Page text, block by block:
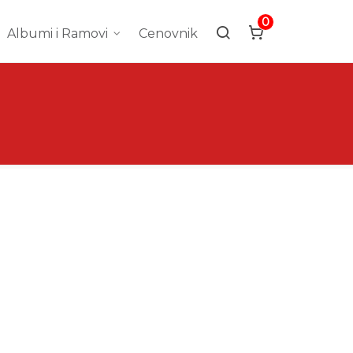
Albumi i Ramovi Cenovnik
0